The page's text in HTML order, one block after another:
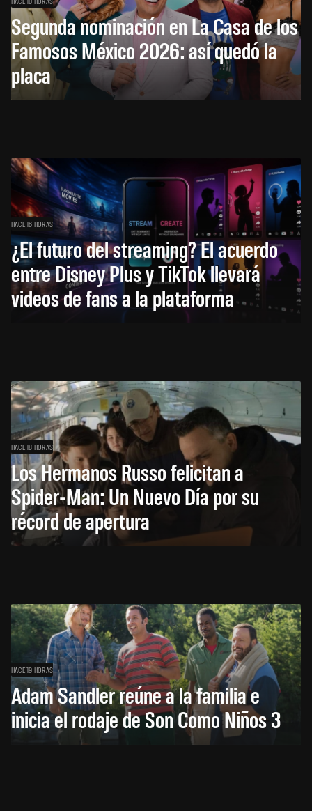
Segunda nominación en La Casa de los
Famosos México 2026: así quedó la
placa
HACE 16 HORAS
¿El futuro del streaming? El acuerdo
entre Disney Plus y TikTok llevará
videos de fans a la plataforma
HACE 18 HORAS
Los Hermanos Russo felicitan a
Spider-Man: Un Nuevo Día por su
récord de apertura
HACE 19 HORAS
Adam Sandler reúne a la familia e
inicia el rodaje de Son Como Niños 3